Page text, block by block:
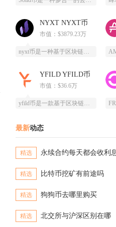
NYXT NYXT币
市值：$3879.23万
YFILD YFILD币
市值：$36.6万
最新动态
精选 永续合约每天都会收利
精选 比特币挖矿有前途吗
精选 狗狗币去哪里购买
精选 北交所与沪深区别在哪